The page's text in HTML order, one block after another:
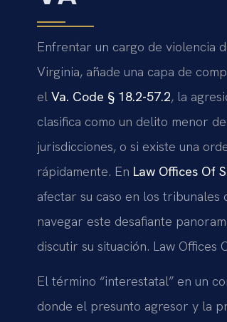
Enfrentar un cargo de violencia
Virginia, añade una capa de
el Va. Code § 18.2-57.2, la
clasifica como un delito menor
jurisdicciones, o si existe una
rápidamente. En Law Offices Of
afectar su caso en los
navegar este desafiante
discutir su situación. Law Offices
El término “interestatal” en un
donde el presunto agresor y la